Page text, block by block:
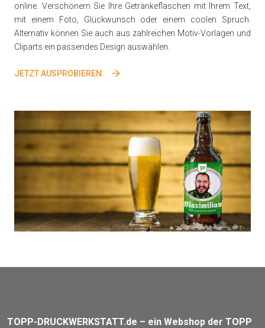
online. Verschönern Sie Ihre Getränkeflaschen mit Ihrem Text,
mit einem Foto, Glückwunsch oder einem coolen Spruch.
Alternativ können Sie auch aus zahlreichen Motiv-Vorlagen und
Cliparts ein passendes Design auswählen.
JETZT AUSPROBIEREN.
TOPP-DRUCKWERKSTATT.de – ein Webshop der TOPP